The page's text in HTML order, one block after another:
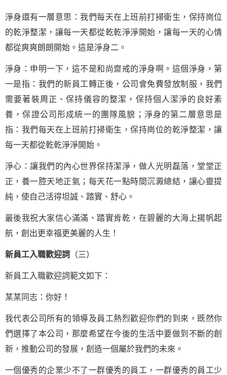
淨身還有一層意思：我們每天在上班前打掃衛生，保持崗位
的乾淨整潔，讓每一天都從乾乾淨淨開始，讓每一天的心情
都從爽爽朗朗開始。這是淨身二。
淨身：申明一下，這不是和尚齋戒的淨身啊。這個淨身，第
一是指：我們的新員工轉正後，公司會免費發放制服，我們
需要著裝周正、保持儀容的整潔，保持個人潔淨的良好素
養，保證公司形成統一的團隊風貌；淨身的第二層意思是
指：我們每天在上班前打掃衛生，保持崗位的乾淨整潔，讓
每一天都從乾乾淨淨開始。
淨心：讓我們的內心世界保持潔淨， 做人光明磊落，堂堂正
正，養一腔天地正氣；每天花一點時間沉澱總結，讓心靈提
純，使自己活得坦誠、踏實、舒心。
最後我祝大家信心滿滿、踏實肯乾，在碧麗的大海上揚帆起
航，創出更幸福更美麗的人生！
新員工入職歡迎詞 （三）
新員工入職歡迎詞範文如下：
某某同志：你好！
我代表公司所有的領導及員工熱烈歡迎你們的到來，既然你
們選擇了本公司，那麼希望在今後的生活中要做到不斷的創
新，推動公司的發展，創造一個屬於我們的未來。
一個優秀的企業少不了一群優秀的員工，一群優秀的員工少